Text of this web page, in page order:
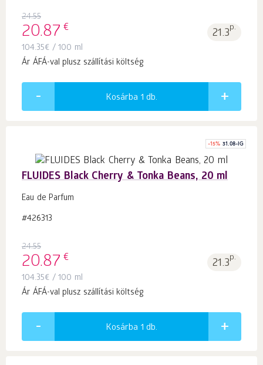
24.55
20.87 € 21.3p.
104.35€ / 100 ml
Ár ÁFÁ-val plusz szállítási költség
Kosárba 1 db.
-15% 31.08-IG
FLUIDES Black Cherry & Tonka Beans, 20 ml
Eau de Parfum
#426313
24.55
20.87 € 21.3p.
104.35€ / 100 ml
Ár ÁFÁ-val plusz szállítási költség
Kosárba 1 db.